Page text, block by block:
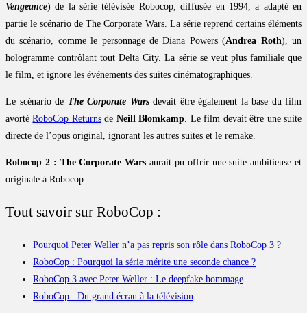
Vengeance) de la série télévisée Robocop, diffusée en 1994, a adapté en
partie le scénario de The Corporate Wars. La série reprend certains éléments
du scénario, comme le personnage de Diana Powers (Andrea Roth), un
hologramme contrôlant tout Delta City. La série se veut plus familiale que
le film, et ignore les événements des suites cinématographiques.
Le scénario de The Corporate Warsdevait être également la base du film
avortéRoboCop Returnsde Neill Blomkamp . Le film devait être une suite
directe de l’opus original, ignorant les autres suites et le remake.
Robocop 2 : The Corporate Wars aurait pu offrir une suite ambitieuse et
originale à Robocop.
Tout savoir sur RoboCop :
Pourquoi Peter Weller n’a pas repris son rôle dans RoboCop 3 ?
RoboCop : Pourquoi la série mérite une seconde chance ?
RoboCop 3 avec Peter Weller : Le deepfake hommage
RoboCop : Du grand écran à la télévision